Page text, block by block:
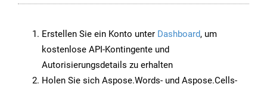
Erstellen Sie ein Konto unter Dashboard, um
kostenlose API-Kontingente und
Autorisierungsdetails zu erhalten
Holen Sie sich Aspose.Words- und Aspose.Cells-